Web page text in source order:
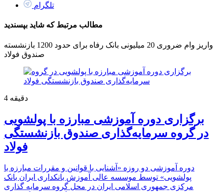
تلگرام
مطالب مرتبط که شاید بپسندید
واریز وام ضروری 20 میلیونی بانک رفاه برای حدود 1200 بازنشسته
صندوق فولاد
4 دقیقه
برگزاری دوره آموزشی مبارزه با پولشویی
در گروه سرمایه‌گذاری صندوق بازنشستگی
فولاد
دوره آموزشی دو روزه «آشنایی با قوانین و مقررات مبارزه با
پولشویی» توسط موسسه عالی آموزش بانکداری ایران بانک
مرکزی جمهوری اسلامی ایران در محل گروه سرمایه گذاری